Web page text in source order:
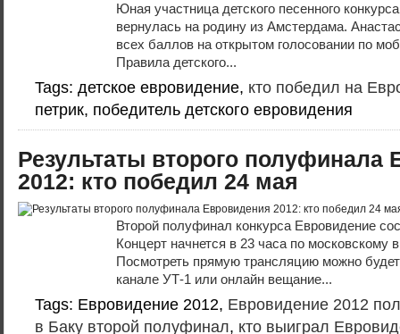
Юная участница детского песенного
вернулась на родину из Амстердама.
всех баллов на открытом голосовании по
Правила детского...
Tags: детское евровидение, кто победил на
петрик, победитель детского евровидения
Результаты второго полуфинала
2012: кто победил 24 мая
Второй полуфинал конкурса Евровидение
Концерт начнется в 23 часа по московскому
Посмотреть прямую трансляцию можно
канале УТ-1 или онлайн вещание...
Tags: Евровидение 2012, Евровидение 2012
в Баку второй полуфинал, кто выиграл